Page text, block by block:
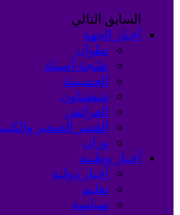
السابق التالي
أخبار الجهة
تطوان
طنجة-أصيلة
الحسيمة
شفشاون
العرائش
القصر الصغير والكبير
وزان
أخبار وطنية
أخبار دولية
تعليم
سياسة